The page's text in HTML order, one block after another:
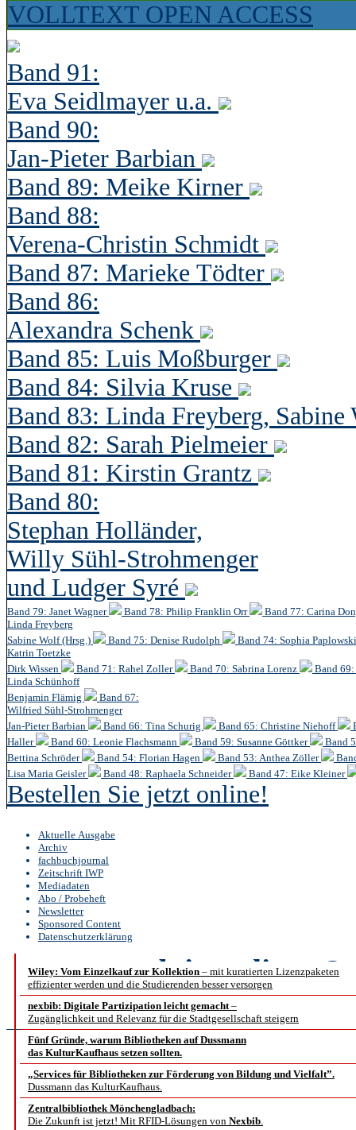
VOLLTEXT OPEN ACCESS
Band 91:
Eva Seidlmayer u.a.
Band 90:
Jan-Pieter Barbian
Band 89: Meike Kirner
Band 88:
Verena-Christin Schmidt
Band 87: Marieke Tödter
Band 86:
Alexandra Schenk
Band 85: Luis Moßburger
Band 84: Silvia Kruse
Band 83: Linda Freyberg,
Band 82: Sarah Pielmeier
Band 81: Kirstin Grantz
Band 80:
Stephan Holländer,
Willy Sühl-Strohmenger
und Ludger Syré
Band 79: Janet Wagner Band 78: Philip Franklin Orr
Band 77: Carina
Linda Freyberg
Sabine Wolf (Hrsg.)
Band 75: Denise Rudolph
Band 74: Sophia
Katrin Toetzke
Dirk Wissen
Band 71: Rahel Zoller Band 70: Sabrina Lorenz
Band
Linda Schünhoff
Benjamin Flämig
Band 67:
Wilfried Sühl-Strohmenger
Jan-Pieter Barbian
Band 66: Tina Schurig Band 65: Christine Niehoff
Haller
Band 60: Leonie Flachsmann Band 59: Susanne Göttker
Band
Bettina Schröder
Band 54: Florian Hagen Band 53: Anthea Zöller
Lisa Maria Geisler
Band 48: Raphaela Schneider Band 47: Eike Kleiner
Bestellen Sie jetzt online!
Aktuelle Ausgabe
Archiv
fachbuchjournal
Zeitschrift IWP
Mediadaten
Abo / Probeheft
Newsletter
Sponsored Content
Datenschutzerklärung
Wiley: Vom Einzelkauf zur Kollektion – mit kuratierten Lizenzpaketen
effizienter werden und die Studierenden besser versorgen
nexbib: Digitale Partizipation leicht gemacht–
Zugänglichkeit und Relevanz für die Stadtgesellschaft steigern
Fünf Gründe, warum Bibliotheken auf Dussmann
das KulturKaufhaus setzen sollten.
„Services für Bibliotheken zur Förderung von Bildung und Vielfalt”.
Dussmann das KulturKaufhaus.
Zentralbibliothek Mönchengladbach:
Die Zukunft ist jetzt! Mit RFID-Lösungen von Nexbib.
b.i.t.online2 /
Covid-19
Getrieben und
Corona an der